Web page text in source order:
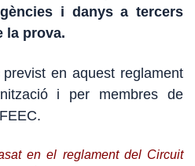
i danys a tercers
la prova.
en aquest reglament
i per membres de
en el reglament del Circuit